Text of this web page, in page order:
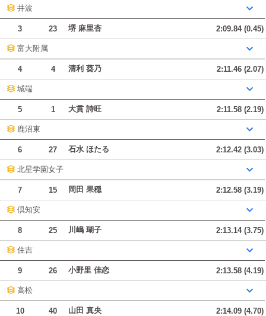
井波
3 23 堺 麻里杏 2:09.84 (0.45)
富大附属
4 4 清利 葵乃 2:11.46 (2.07)
城端
5 1 大貫 詩旺 2:11.58 (2.19)
鹿沼東
6 27 石水 ほたる 2:12.42 (3.03)
北星学園女子
7 15 岡田 果穏 2:12.58 (3.19)
倶知安
8 25 川嶋 瑚子 2:13.14 (3.75)
住吉
9 26 小野里 佳恋 2:13.58 (4.19)
高松
10 40 山田 真央 2:14.09 (4.70)